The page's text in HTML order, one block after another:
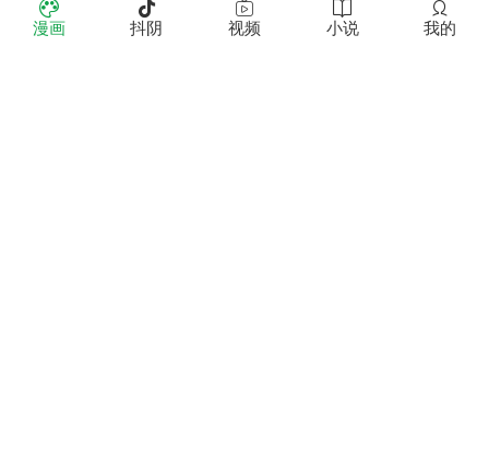
换一换
漫画 抖阴 视频 小说 我的